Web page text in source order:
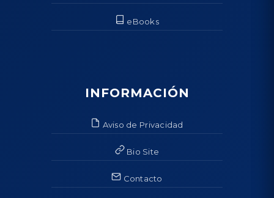
eBooks
INFORMACIÓN
Aviso de Privacidad
Bio Site
Contacto